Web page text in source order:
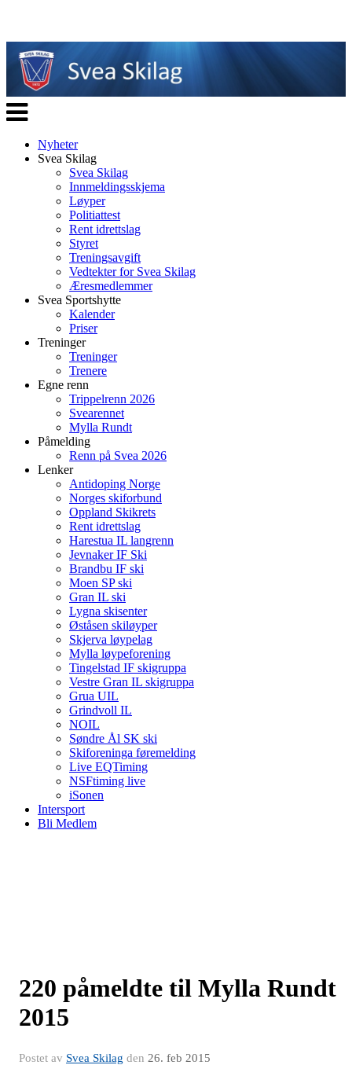
Veksle
navigasjon
Nyheter
Svea Skilag
Svea Skilag
Innmeldingsskjema
Løyper
Politiattest
Rent idrettslag
Styret
Treningsavgift
Vedtekter for Svea Skilag
Æresmedlemmer
Svea Sportshytte
Kalender
Priser
Treninger
Treninger
Trenere
Egne renn
Trippelrenn 2026
Svearennet
Mylla Rundt
Påmelding
Renn på Svea 2026
Lenker
Antidoping Norge
Norges skiforbund
Oppland Skikrets
Rent idrettslag
Harestua IL langrenn
Jevnaker IF Ski
Brandbu IF ski
Moen SP ski
Gran IL ski
Lygna skisenter
Øståsen skiløyper
Skjerva løypelag
Mylla løypeforening
Tingelstad IF skigruppa
Vestre Gran IL skigruppa
Grua UIL
Grindvoll IL
NOIL
Søndre Ål SK ski
Skiforeninga føremelding
Live EQTiming
NSFtiming live
iSonen
Intersport
Bli Medlem
220 påmeldte til Mylla Rundt
2015
Postet av Svea Skilag den 26. feb 2015